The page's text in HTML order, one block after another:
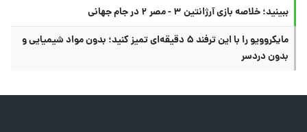
ببینید؛ خلاصه بازی آرژانتین ۳ - مصر ۲ در جام جهانی
مایکروویو را با این ترفند ۵ دقیقه‌ای تمیز کنید؛ بدون مواد شیمیایی و
بدون دردسر